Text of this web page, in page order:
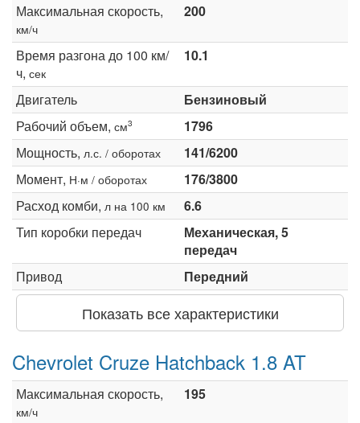
Максимальная скорость,
км/ч
200
Время разгона до 100 км/
ч, сек
10.1
Двигатель
Бензиновый
Рабочий объем, см3
1796
Мощность, л.с. / оборотах
141/6200
Момент, Н·м / оборотах
176/3800
Расход комби, л на 100 км
6.6
Тип коробки передач
Механическая, 5
передач
Привод
Передний
Показать все характеристики
Chevrolet Cruze Hatchback 1.8 AT
Максимальная скорость,
км/ч
195